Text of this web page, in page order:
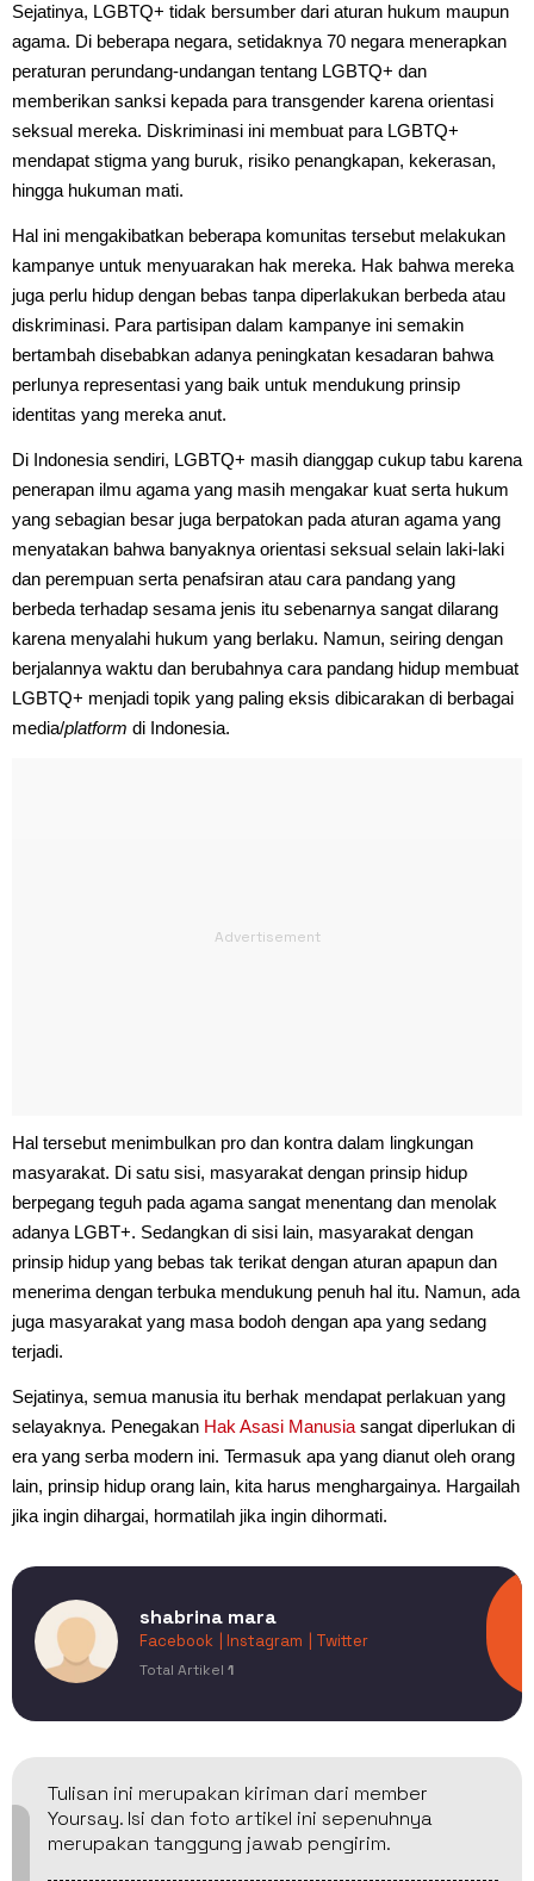
Sejatinya, LGBTQ+ tidak bersumber dari aturan hukum maupun
agama. Di beberapa negara, setidaknya 70 negara menerapkan
peraturan perundang-undangan tentang LGBTQ+ dan
memberikan sanksi kepada para transgender karena orientasi
seksual mereka. Diskriminasi ini membuat para LGBTQ+
mendapat stigma yang buruk, risiko penangkapan, kekerasan,
hingga hukuman mati.
Hal ini mengakibatkan beberapa komunitas tersebut melakukan
kampanye untuk menyuarakan hak mereka. Hak bahwa mereka
juga perlu hidup dengan bebas tanpa diperlakukan berbeda atau
diskriminasi. Para partisipan dalam kampanye ini semakin
bertambah disebabkan adanya peningkatan kesadaran bahwa
perlunya representasi yang baik untuk mendukung prinsip
identitas yang mereka anut.
Di Indonesia sendiri, LGBTQ+ masih dianggap cukup tabu karena
penerapan ilmu agama yang masih mengakar kuat serta hukum
yang sebagian besar juga berpatokan pada aturan agama yang
menyatakan bahwa banyaknya orientasi seksual selain laki-laki
dan perempuan serta penafsiran atau cara pandang yang
berbeda terhadap sesama jenis itu sebenarnya sangat dilarang
karena menyalahi hukum yang berlaku. Namun, seiring dengan
berjalannya waktu dan berubahnya cara pandang hidup membuat
LGBTQ+ menjadi topik yang paling eksis dibicarakan di berbagai
media/platform di Indonesia.
Hal tersebut menimbulkan pro dan kontra dalam lingkungan
masyarakat. Di satu sisi, masyarakat dengan prinsip hidup
berpegang teguh pada agama sangat menentang dan menolak
adanya LGBT+. Sedangkan di sisi lain, masyarakat dengan
prinsip hidup yang bebas tak terikat dengan aturan apapun dan
menerima dengan terbuka mendukung penuh hal itu. Namun, ada
juga masyarakat yang masa bodoh dengan apa yang sedang
terjadi.
Sejatinya, semua manusia itu berhak mendapat perlakuan yang
selayaknya. Penegakan Hak Asasi Manusiasangat diperlukan di
era yang serba modern ini. Termasuk apa yang dianut oleh orang
lain, prinsip hidup orang lain, kita harus menghargainya. Hargailah
jika ingin dihargai, hormatilah jika ingin dihormati.
shabrina mara
Facebook | Instagram | Twitter
Total Artikel 1
Tulisan ini merupakan kiriman dari member
Yoursay. Isi dan foto artikel ini sepenuhnya
merupakan tanggung jawab pengirim.